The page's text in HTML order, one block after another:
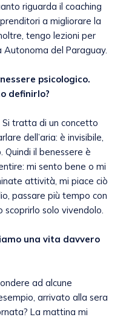
riguarda il coaching
a migliorare la
tengo lezioni per
Autonoma del Paraguay.
psicologico.
definirlo?
Si tratta di un concetto
dell’aria: è invisibile,
Quindi il benessere è
mi sento bene o mi
attività, mi piace ciò
passare più tempo con
scoprirlo solo vivendolo.
una vita davvero
ad alcune
arrivato alla sera
La mattina mi